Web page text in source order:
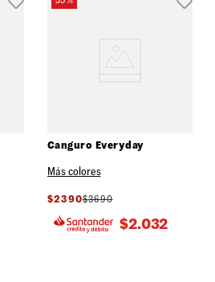
Canguro Everyday
Más colores
$2390$3690
$2.032